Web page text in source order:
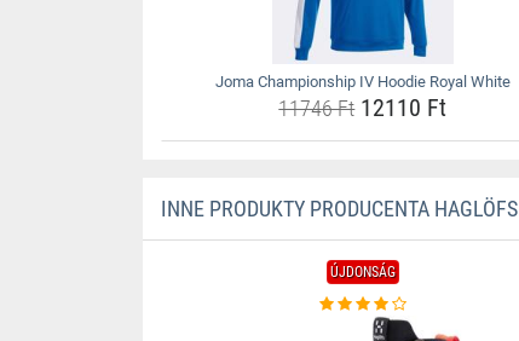
Joma Championship IV Hoodie Royal White
11746 Ft12110 Ft
INNE PRODUKTY PRODUCENTA HAGLÖFS
ÚJDONSÁG